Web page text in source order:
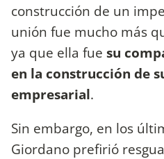
construcción de un
unión fue mucho más
ya que ella fue su
en la construcción de
empresarial.
Sin embargo, en los
Giordano prefirió